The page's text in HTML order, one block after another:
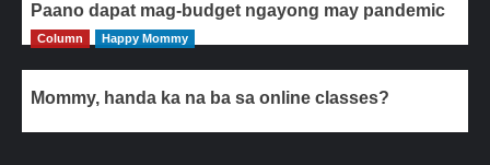
Paano dapat mag-budget ngayong may pandemic
Column Happy Mommy
Mommy, handa ka na ba sa online classes?